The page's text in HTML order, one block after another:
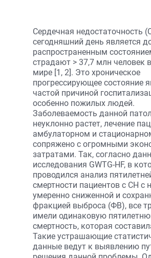
Сердечная недостаточность
сегодняшний день является
распространенным
страдают > 37,7 млн человек
мире [1, 2]. Это хроническое
прогрессирующее состояние
частой причиной
особенно пожилых людей.
Заболеваемость данной
неуклонно растет, лечение
амбулаторном и
сопряжено с огромными
затратами. Так, согласно
исследования GWTG-HF, в
проводился анализ
смертности пациентов с СН с
умеренно сниженной и
фракцией выброса (ФВ), все
имели одинаковую
смертность, которая
Такие устрашающие
данные ведут к выявлению